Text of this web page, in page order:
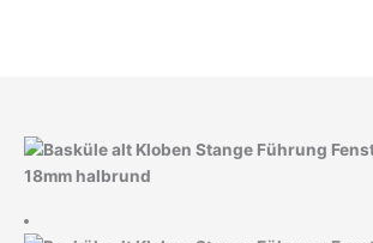
Basküle
alt
Stange